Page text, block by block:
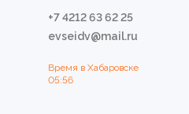
+7 4212 63 62 25
evseidv@mail.ru
Время в Хабаровске
05:56